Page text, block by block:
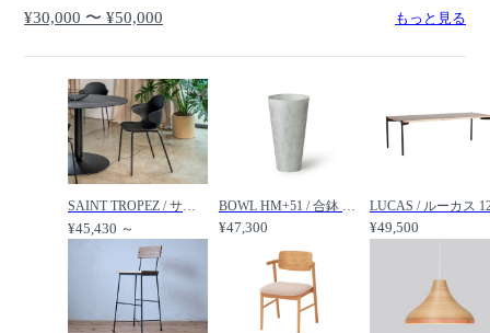
¥30,000 〜 ¥50,000 もっと見る
SAINT TROPEZ / サントロペ リサイクルポリプロピレン メタル脚 CS/1845 / Calligaris / カリガリス
¥45,430 ～
BOWL HM+51 / 合鉢 HM+51 フラワーベース / FLYMEe Japan Style / フライミージャパンスタイル
¥47,300 ¥49,500